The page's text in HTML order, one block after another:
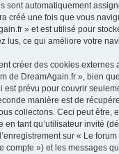
sont automatiquement
créé une fois que vous
» et est utilisé pour
lus, ce qui améliore votre
créer des cookies externes
de DreamAgain.fr », bien
est prévu pour couvrir
manière est de
collectons. Ceci peut être,
en tant qu’utilisateur invité
sur « Le
compte ») et les messages